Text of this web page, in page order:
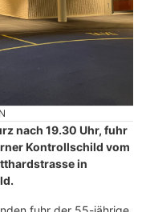
nach 19.30 Uhr, fuhr
Kontrollschild vom
in